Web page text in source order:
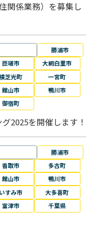
関係業務）を募集し
勝浦市
匝瑳市
大網白里市
芝光町
一宮町
館山市
鴨川市
御宿町
2025を開催します！
勝浦市
香取市
多古町
館山市
鴨川市
いすみ市
大多喜町
富津市 千葉県